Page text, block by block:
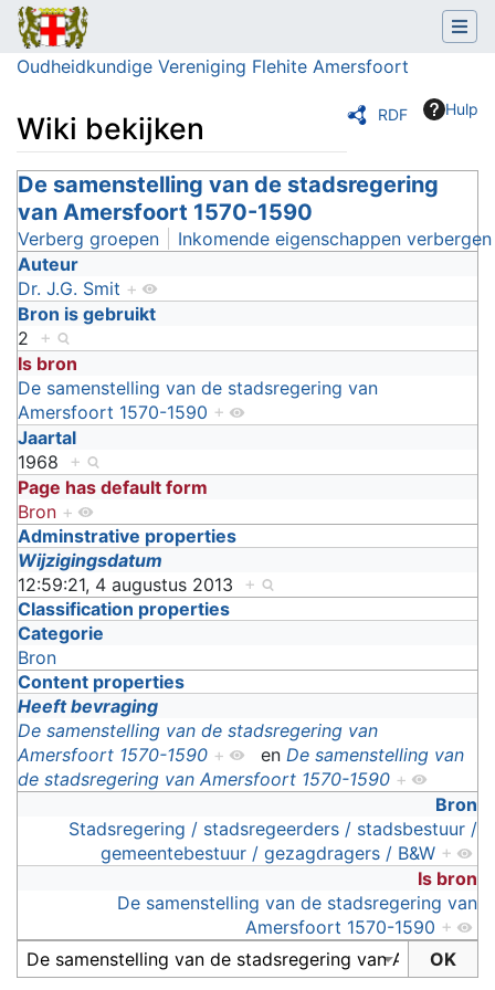
Oudheidkundige Vereniging Flehite Amersfoort
RDF Hulp
Wiki bekijken
Ga naar:navigatie,zoeken
De samenstelling van de stadsregering
van Amersfoort 1570-1590
Verberg groepen
Inkomende eigenschappen verbergen
Auteur
Dr. J.G. Smit +
Bron is gebruikt
2 +
Is bron
De samenstelling van de stadsregering van
Amersfoort 1570-1590 +
Jaartal
1968 +
Page has default form
Bron +
Adminstrative properties
Wijzigingsdatum
12:59:21, 4 augustus 2013 +
Classification properties
Categorie
Bron
Content properties
Heeft bevraging
De samenstelling van de stadsregering van
Amersfoort 1570-1590 + en De samenstelling van
de stadsregering van Amersfoort 1570-1590 +
Bron
Stadsregering / stadsregeerders / stadsbestuur /
gemeentebestuur / gezagdragers / B&W +
Is bron
De samenstelling van de stadsregering van
Amersfoort 1570-1590 +